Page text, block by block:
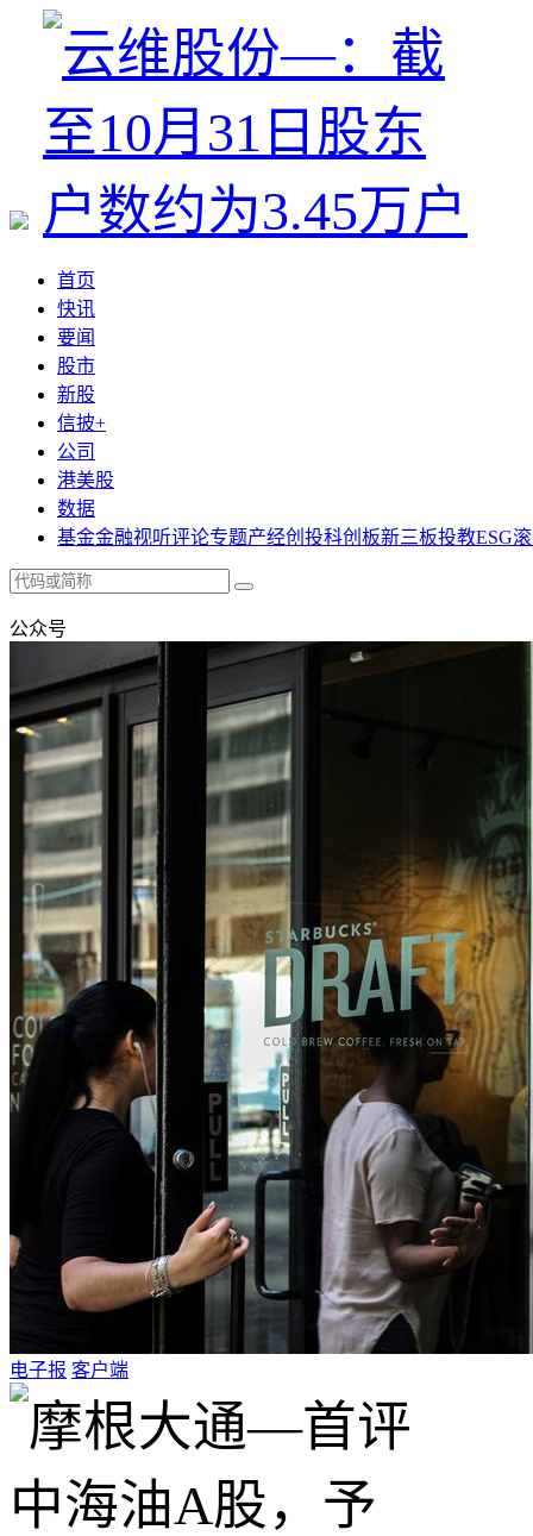
首页
快讯
要闻
股市
新股
信披+
公司
港美股
数据
基金金融视听评论专题产经创投科创板新三板投教ESG
公众号
电子报 客户端